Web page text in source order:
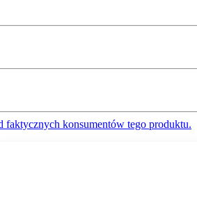
faktycznych konsumentów tego produktu.